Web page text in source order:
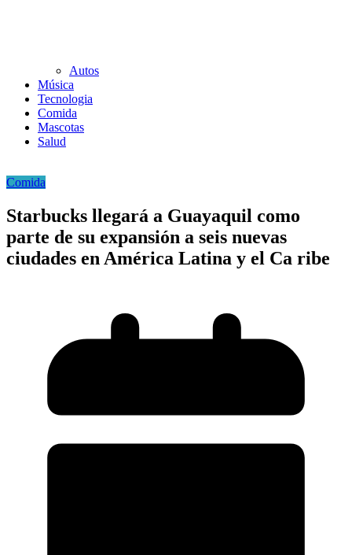
Autos
Música
Tecnologia
Comida
Mascotas
Salud
Comida
Starbucks llegará a Guayaquil como
parte de su expansión a seis nuevas
ciudades en América Latina y el Ca ribe